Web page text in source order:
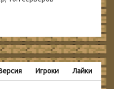
Игроки Лайки